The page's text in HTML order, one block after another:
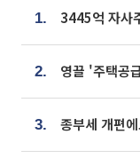
1.
2.
3.